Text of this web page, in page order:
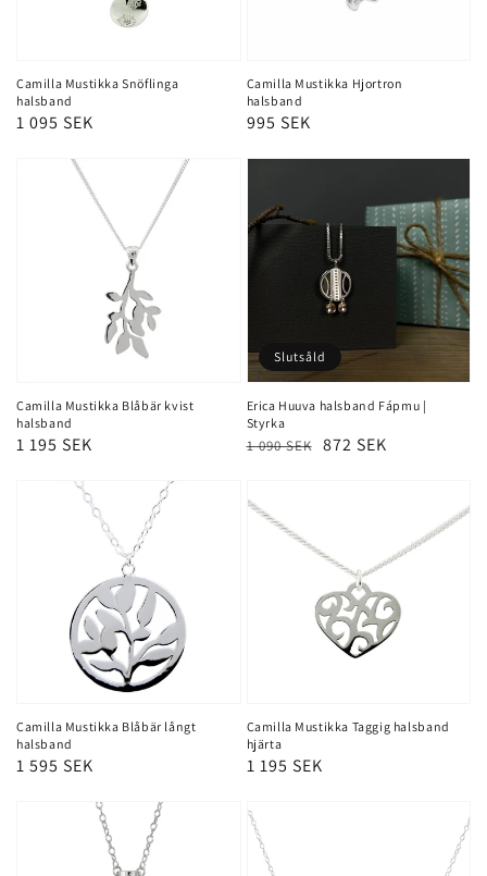
Camilla Mustikka Snöflinga
halsband
Ordinarie
1 095 SEK
Camilla Mustikka Hjortron
halsband
Ordinarie
995 SEK
Camilla Mustikka Blåbär kvist
halsband
Ordinarie
1 195 SEK
Erica Huuva halsband Fápmu |
Styrka
Ordinarie
1 090 SEK
Försäljningspris
872 SEK
Slutsåld
Camilla Mustikka Blåbär långt
halsband
Ordinarie
1 595 SEK
Camilla Mustikka Taggig halsband
hjärta
Ordinarie
1 195 SEK